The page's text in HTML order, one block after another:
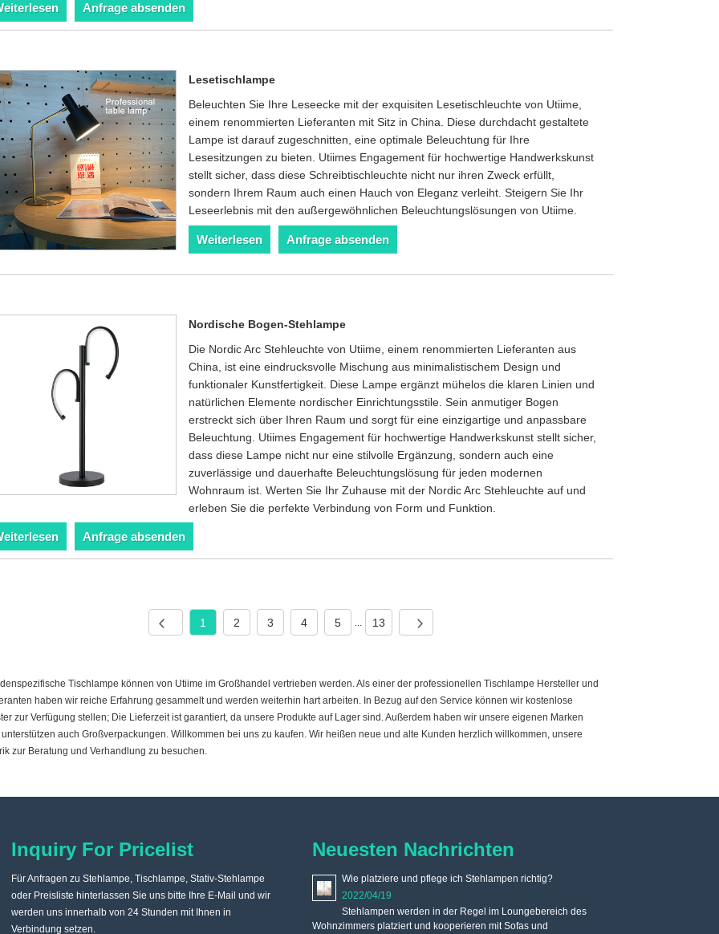
Anfrage absenden
Lesetischlampe
Beleuchten Sie Ihre Leseecke mit der exquisiten Lesetischleuchte von Utiime,
einem renommierten Lieferanten mit Sitz in China. Diese durchdacht gestaltete
Lampe ist darauf zugeschnitten, eine optimale Beleuchtung für Ihre
Lesesitzungen zu bieten. Utiimes Engagement für hochwertige Handwerkskunst
stellt sicher, dass diese Schreibtischleuchte nicht nur ihren Zweck erfüllt,
sondern Ihrem Raum auch einen Hauch von Eleganz verleiht. Steigern Sie Ihr
Leseerlebnis mit den außergewöhnlichen Beleuchtungslösungen von Utiime.
Weiterlesen Anfrage absenden
Nordische Bogen-Stehlampe
Die Nordic Arc Stehleuchte von Utiime, einem renommierten Lieferanten aus
China, ist eine eindrucksvolle Mischung aus minimalistischem Design und
funktionaler Kunstfertigkeit. Diese Lampe ergänzt mühelos die klaren Linien und
natürlichen Elemente nordischer Einrichtungsstile. Sein anmutiger Bogen
erstreckt sich über Ihren Raum und sorgt für eine einzigartige und anpassbare
Beleuchtung. Utiimes Engagement für hochwertige Handwerkskunst stellt sicher,
dass diese Lampe nicht nur eine stilvolle Ergänzung, sondern auch eine
zuverlässige und dauerhafte Beleuchtungslösung für jeden modernen
Wohnraum ist. Werten Sie Ihr Zuhause mit der Nordic Arc Stehleuchte auf und
erleben Sie die perfekte Verbindung von Form und Funktion.
Anfrage absenden
1 2 3 4 5 ... 13
Tischlampe können von Utiime im Großhandel vertrieben werden. Als einer der professionellen Tischlampe Hersteller und
haben wir reiche Erfahrung gesammelt und werden weiterhin hart arbeiten. In Bezug auf den Service können wir kostenlose
zur Verfügung stellen; Die Lieferzeit ist garantiert, da unsere Produkte auf Lager sind. Außerdem haben wir unsere eigenen Marken
auch Großverpackungen. Willkommen bei uns zu kaufen. Wir heißen neue und alte Kunden herzlich willkommen, unsere
zur Beratung und Verhandlung zu besuchen.
Inquiry For Pricelist
Für Anfragen zu Stehlampe, Tischlampe, Stativ-Stehlampe
oder Preisliste hinterlassen Sie uns bitte Ihre E-Mail und wir
werden uns innerhalb von 24 Stunden mit Ihnen in
Verbindung setzen.
Neuesten Nachrichten
Wie wähle und kaufe ich die richtige Stehlampe?
2022/04/19
Die Stehlampe wird im Allgemeinen in der Ecke des Sofas
platziert, das Licht der Stehlampe ist weich und der Effekt ist beim
Wie platziere und pflege ich Stehlampen richtig?
2022/04/19
Stehlampen werden in der Regel im Loungebereich des
Wohnzimmers platziert und kooperieren mit Sofas und